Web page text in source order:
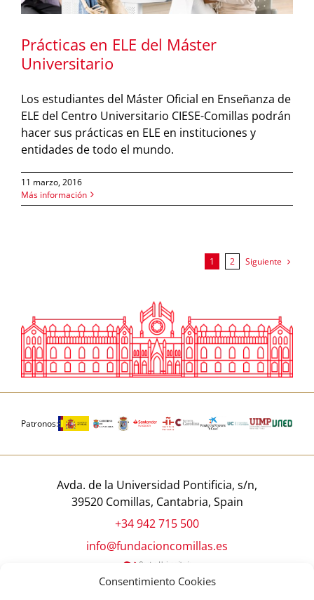
Consentimiento Cookies
Prácticas en ELE del Máster
Universitario
Los estudiantes del Máster Oficial en Enseñanza de
ELE del Centro Universitario CIESE-Comillas podrán
hacer sus prácticas en ELE en instituciones y
entidades de todo el mundo.
11 marzo, 2016
Más información
1 2 Siguiente
Patronos:
Avda. de la Universidad Pontificia, s/n,
39520 Comillas, Cantabria, Spain
+34 942 715 500
info@fundacioncomillas.es